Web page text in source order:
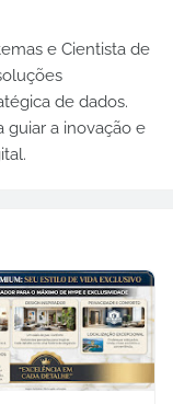
e Cientista de
de dados.
guiar a inovação e